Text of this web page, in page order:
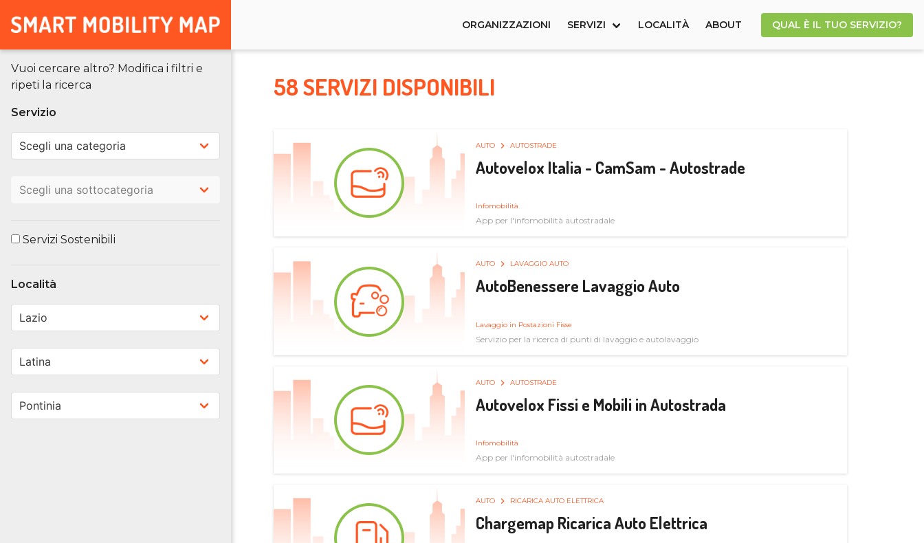
ORGANIZZAZIONI SERVIZI LOCALITÀ ABOUT QUAL È IL TUO SERVIZIO?
Vuoi cercare altro? Modifica i filtri e
ripeti la ricerca
Servizio
Servizi Sostenibili
Località
58 SERVIZI DISPONIBILI
AUTO AUTOSTRADE
Autovelox Italia - CamSam - Autostrade
Infomobilità
App per l'infomobilità autostradale
AUTO LAVAGGIO AUTO
AutoBenessere Lavaggio Auto
Lavaggio in Postazioni Fisse
Servizio per la ricerca di punti di lavaggio e autolavaggio
AUTO AUTOSTRADE
Autovelox Fissi e Mobili in Autostrada
Infomobilità
App per l'infomobilità autostradale
AUTO RICARICA AUTO ELETTRICA
Chargemap Ricarica Auto Elettrica